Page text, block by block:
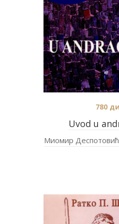
Uvod u
780
Миомир Деспотовић